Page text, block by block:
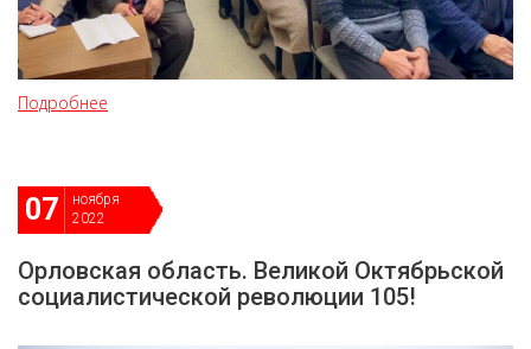
Подробнее
07
ноября
2022
Орловская область. Великой Октябрьской
социалистической революции 105!